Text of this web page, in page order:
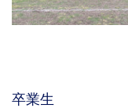
卒業生